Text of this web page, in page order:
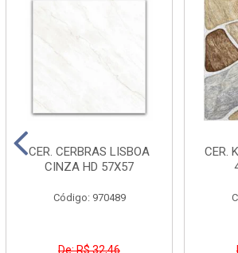
CER. CERBRAS LISBOA
CINZA HD 57X57
Código: 970489
De: R$ 32,46
CER.